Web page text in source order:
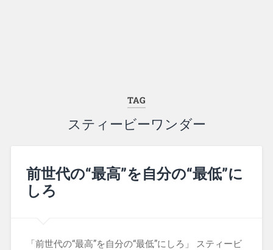
TAG
スティービーワンダー
前世代の“最高”を自分の“最低”に
しろ
「前世代の“最高”を自分の“最低”にしろ」 スティービ